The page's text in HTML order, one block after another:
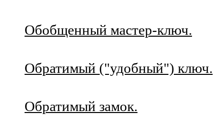
Обобщенный мастер-ключ.
Обратимый ("удобный") ключ.
Обратимый замок.